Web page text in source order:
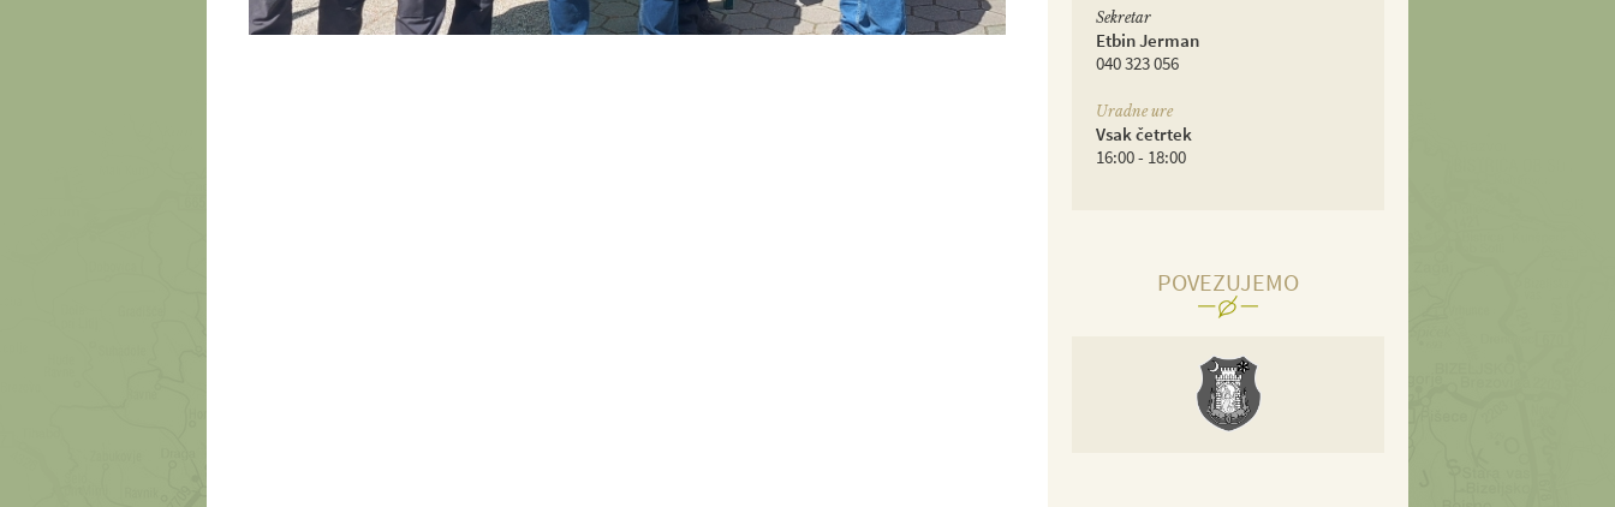
Sekretar
Etbin Jerman
040 323 056
Uradne ure
Vsak četrtek
16:00 - 18:00
POVEZUJEMO